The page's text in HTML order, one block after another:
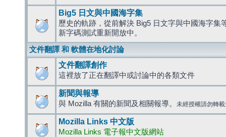
Big5 日文與中國海字集
歷史的軌跡，從前解決 Big5 日文字與中國海字集
新字碼測試重新開放中。
文件翻譯 和 軟體在地化討論
文件翻譯創作
這裡放了正在翻譯中或討論中的各類文件
新聞與報導
與 Mozilla 有關的新聞及相關報導。 未經授權請勿轉
Mozilla Links 中文版
Mozilla Links 電子報中文版網站